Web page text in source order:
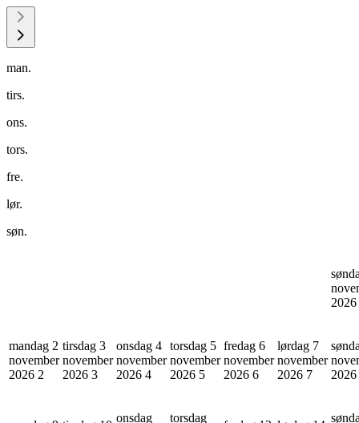
man.
tirs.
ons.
tors.
fre.
lør.
søn.
2026
mandag 2
november
2026 2
tirsdag 3
november
2026 3
onsdag 4
november
2026 4
torsdag 5
november
2026 5
fredag 6
november
2026 6
lørdag 7
november
2026 7
2026
onsdag
torsdag